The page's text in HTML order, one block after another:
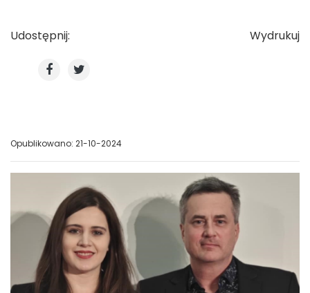
Udostępnij: Wydrukuj
Opublikowano: 21-10-2024